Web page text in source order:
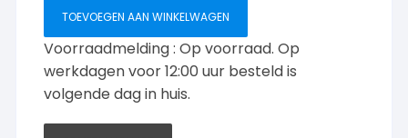
wit
aantal
TOEVOEGEN AAN WINKELWAGEN
Voorraadmelding : Op voorraad. Op
werkdagen voor 12:00 uur besteld is
volgende dag in huis.